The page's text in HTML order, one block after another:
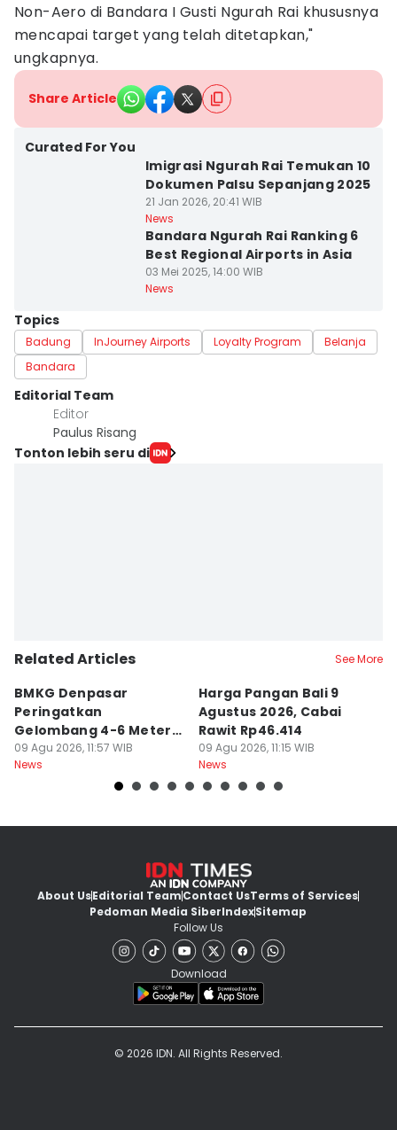
Non-Aero di Bandara I Gusti Ngurah Rai khususnya
mencapai target yang telah ditetapkan,"
ungkapnya.
Share Article
Curated For You
Imigrasi Ngurah Rai Temukan 10
Dokumen Palsu Sepanjang 2025
21 Jan 2026, 20:41 WIB
News
Bandara Ngurah Rai Ranking 6
Best Regional Airports in Asia
03 Mei 2025, 14:00 WIB
News
Topics
Badung InJourney Airports Loyalty Program
Belanja
Bandara
Editorial Team
Editor
Paulus Risang
Tonton lebih seru di
Related Articles See More
BMKG Denpasar
Peringatkan
Gelombang 4-6 Meter di
Bali
09 Agu 2026, 11:57 WIB
News
Harga Pangan Bali 9
Agustus 2026, Cabai
Rawit Rp46.414
09 Agu 2026, 11:15 WIB
News
About UsEditorial TeamContact UsTerms of Services
Pedoman Media SiberIndexSitemap
Follow Us
Download
© 2026 IDN. All Rights Reserved.